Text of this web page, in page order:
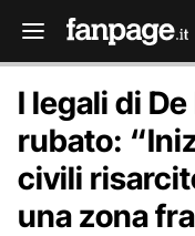
I legali di
rubato:
civili
una zona